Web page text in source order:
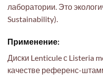
лаборатории. Это
Sustainability).
Применение:
Диски Lenticule с Listeria
качестве референс-